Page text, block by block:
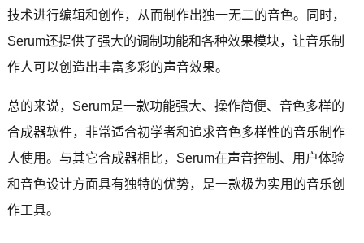
技术进行编辑和创作，从而制作出独一无二的音色。同时，
Serum还提供了强大的调制功能和各种效果模块，让音乐制
作人可以创造出丰富多彩的声音效果。
总的来说，Serum是一款功能强大、操作简便、音色多样的
合成器软件，非常适合初学者和追求音色多样性的音乐制作
人使用。与其它合成器相比，Serum在声音控制、用户体验
和音色设计方面具有独特的优势，是一款极为实用的音乐创
作工具。